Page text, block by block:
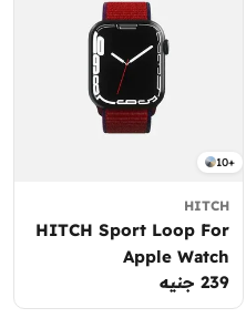
10+
HITCH
HITCH Sport Loop For
Apple Watch
السعر
العادي
239 جنيه